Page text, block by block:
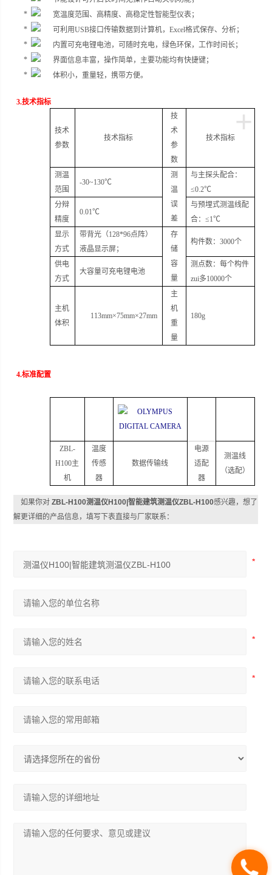
宽温度范围、高精度、高稳定性智能型仪表；
可利用USB接口传输数据到计算机，Excel格式保存、分析；
内置可充电锂电池，可随时充电，绿色环保，工作时间长；
界面信息丰富，操作简单，主要功能均有快捷键；
体积小，重量轻，携带方便。
3.技术指标
+
技术
参数
技术指标
技
术
参
数
技术指标
测温
范围
-30~130℃
测
温
误
差
与主探头配合：
≤0.2℃
分辩
精度
0.01℃
与预埋式测温线配
合：≤1℃
显示
方式
带背光（128*96点阵）
液晶显示屏；
存
储
容
量
构件数：3000个
供电
方式
大容量可充电锂电池
测点数：每个构件
zui多10000个
主机
体积
113mm×75mm×27mm
主
机
重
量
180g
4.标准配置
ZBL-
H100主
机
温度
传感
器
数据传输线
电源
适配
器
测温线
（选配）
如果你对ZBL-H100测温仪H100|智能建筑测温仪ZBL-H100感兴趣，想了
解更详细的产品信息，填写下表直接与厂家联系：